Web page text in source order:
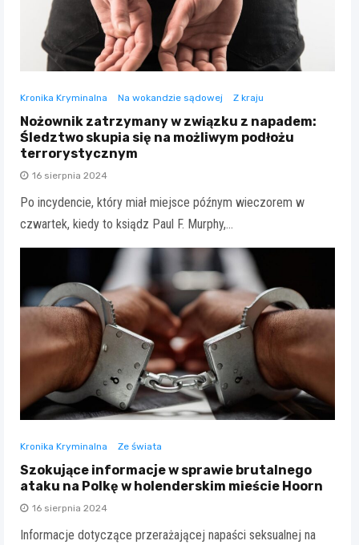
Kronika Kryminalna Na wokandzie sądowej Z kraju
Nożownik zatrzymany w związku z napadem:
Śledztwo skupia się na możliwym podłożu
terrorystycznym
16 sierpnia 2024
Po incydencie, który miał miejsce późnym wieczorem w
czwartek, kiedy to ksiądz Paul F. Murphy,…
Kronika Kryminalna Ze świata
Szokujące informacje w sprawie brutalnego
ataku na Polkę w holenderskim mieście Hoorn
16 sierpnia 2024
Informacje dotyczące przerażającej napaści seksualnej na